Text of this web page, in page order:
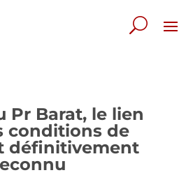
Pr Barat, le lien
conditions de
définitivement